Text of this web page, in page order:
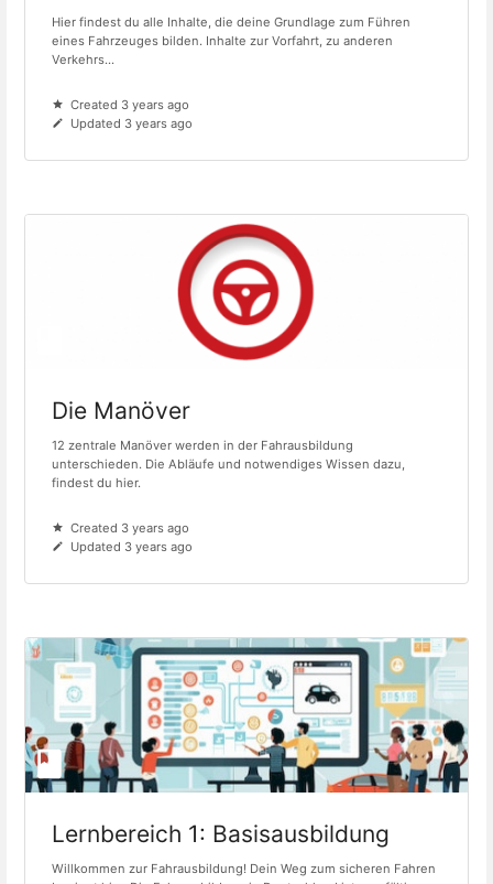
Hier findest du alle Inhalte, die deine Grundlage zum Führen
eines Fahrzeuges bilden. Inhalte zur Vorfahrt, zu anderen
Verkehrs...
Created 3 years ago
Updated 3 years ago
Die Manöver
12 zentrale Manöver werden in der Fahrausbildung
unterschieden. Die Abläufe und notwendiges Wissen dazu,
findest du hier.
Created 3 years ago
Updated 3 years ago
Lernbereich 1: Basisausbildung
Willkommen zur Fahrausbildung! Dein Weg zum sicheren Fahren